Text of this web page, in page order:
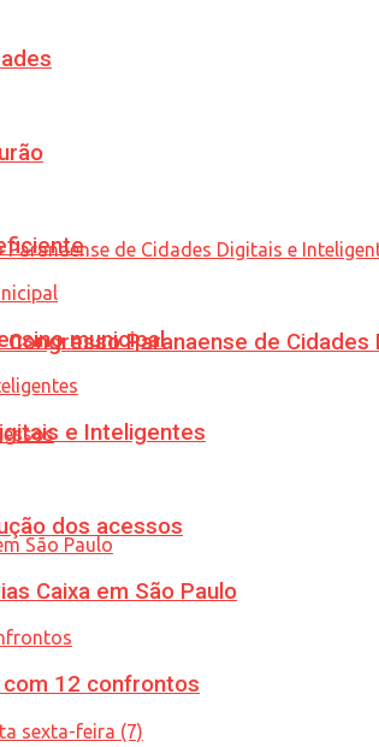
Paranaense de
dos acessos
municipal
e Inteligentes
Caixa em São Paulo
12 confrontos